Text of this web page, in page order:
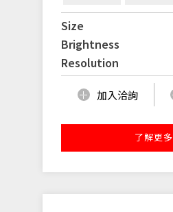
Size
Brightness
Resolution
加入洽詢
了解更多